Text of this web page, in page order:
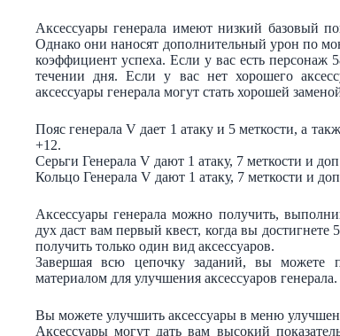
Аксессуары генерала имеют низкий базовый
Однако они наносят дополнительный урон по
коэффициент успеха. Если у вас есть
течении дня. Если у вас нет хорошего
аксессуары генерала могут стать хорошей
Пояс генерала V дает 1 атаку и 5 меткости, а
+12.
Серьги Генерала V дают 1 атаку, 7 меткости и
Кольцо Генерала V дают 1 атаку, 7 меткости и
Аксессуары генерала можно получить,
дух даст вам первый квест, когда вы
получить только один вид аксессуаров.
Завершая всю цепочку заданий, вы можете
материалом для улучшения аксессуаров генерала.
Вы можете улучшить аксессуары в меню
Аксессуары могут дать вам высокий